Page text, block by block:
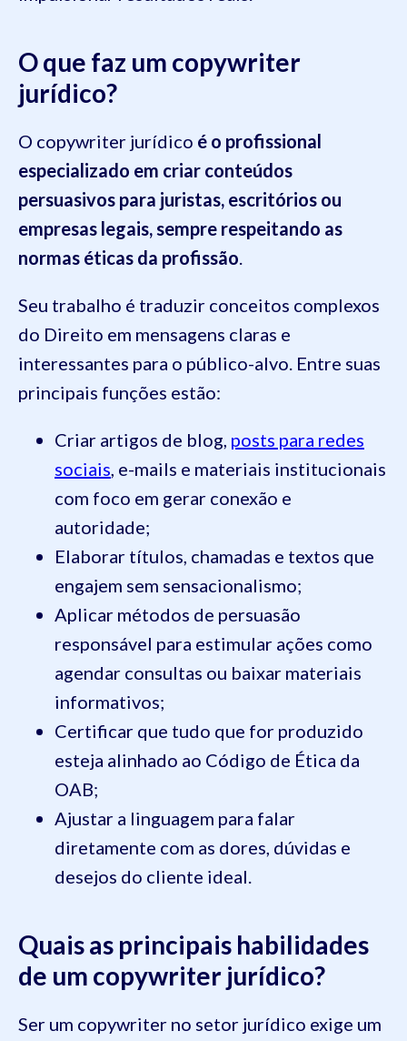
O que faz um copywriter
jurídico?
O copywriter jurídico é o profissional
especializado em criar conteúdos
persuasivos para juristas, escritórios ou
empresas legais, sempre respeitando as
normas éticas da profissão.
Seu trabalho é traduzir conceitos complexos
do Direito em mensagens claras e
interessantes para o público-alvo. Entre suas
principais funções estão:
Criar artigos de blog, posts para redes
sociais, e-mails e materiais institucionais
com foco em gerar conexão e
autoridade;
Elaborar títulos, chamadas e textos que
engajem sem sensacionalismo;
Aplicar métodos de persuasão
responsável para estimular ações como
agendar consultas ou baixar materiais
informativos;
Certificar que tudo que for produzido
esteja alinhado ao Código de Ética da
OAB;
Ajustar a linguagem para falar
diretamente com as dores, dúvidas e
desejos do cliente ideal.
Quais as principais habilidades
de um copywriter jurídico?
Ser um copywriter no setor jurídico exige um